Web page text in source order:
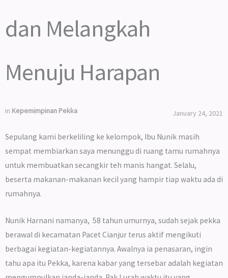
dan Melangkah
Menuju Harapan
in Kepemimpinan Pekka January 24, 2021
Sepulang kami berkeliling ke kelompok, Ibu Nunik masih
sempat membiarkan saya menunggu di ruang tamu rumahnya
untuk membuatkan secangkir teh manis hangat. Selalu,
beserta makanan-makanan kecil yang hampir tiap waktu ada di
rumahnya.
Nunik Harnani namanya, 58 tahun umurnya, sudah sejak pekka
berawal di kecamatan Pacet Cianjur terus aktif mengikuti
berbagai kegiatan-kegiatannya. Awalnya ia penasaran, ingin
tahu apa itu Pekka, karena kabar yang tersebar adalah kegiatan